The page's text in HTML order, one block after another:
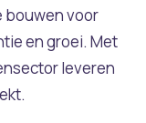
bouwen voor
en groei. Met
leveren